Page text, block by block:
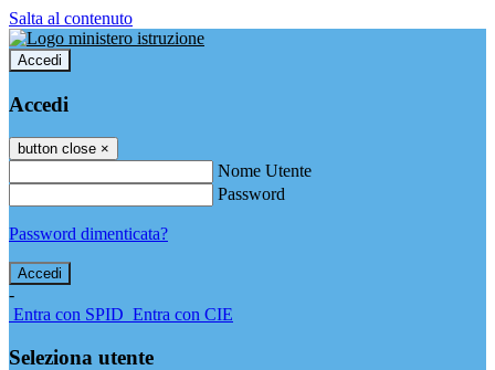
Salta al contenuto
Accedi
Accedi
button close ×
Nome Utente
Password
Password dimenticata?
-
Entra con SPID Entra con CIE
Seleziona utente